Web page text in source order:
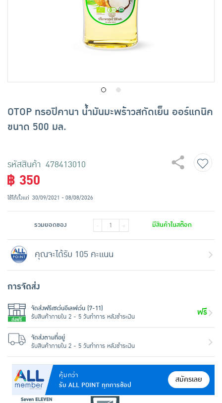
OTOP ทรอปิคานา น้ำมันมะพร้าวสกัดเย็น ออร์แกนิค
ขนาด 500 มล.
รหัสสินค้า 478413010
คุ้มกว่า
รับ ALL POINT ทุกการช้อป
สมัครเลย
฿ 350
ใช้ได้ตั้งแต่ 30/09/2021 - 08/08/2026
รวมยอดของ - + มีสินค้าในสต๊อก
คุณจะได้รับ 105 คะแนน
การจัดส่ง
จัดส่งฟรีเซเว่นอีเลฟเว่น (7-11)
รับสินค้าภายใน 2 - 5 วันทำการ หลังชำระเงิน
ฟรี
จัดส่งตามที่อยู่
รับสินค้าภายใน 2 - 5 วันทำการ หลังชำระเงิน